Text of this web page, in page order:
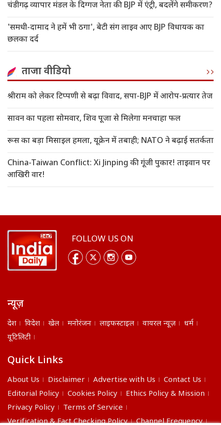
चंडीगढ़ व्यापार मंडल के दिग्गज नेता की BJP में एंट्री, बदलेंगे समीकरण?
'समधी-दामाद ने हमें भी ठगा', बेटी संग लाइव आए BJP विधायक का
छलका दर्द
ताजा वीडियो
श्रीराम को लेकर टिप्पणी से बढ़ा विवाद, सपा-BJP में आरोप-प्रत्यार तेज
सावन का पहला सोमवार, शिव पूजा से मिलेगा मनचाहा फल
रूस का बड़ा मिसाइल हमला, यूक्रेन में तबाही; NATO ने बढ़ाई सतर्कता
China-Taiwan Conflict: Xi Jinping की गूंजी पुकार! ताइवान पर
आखिरी वार!
FOLLOW US ON
न्यूज़
देश विदेश खेल मनोरंजन लाइफस्टाइल वायरल न्यूज़
धर्म
यूटिलिटी
Quick Links
About Us Disclaimer Advertise with Us
Contact Us
Editorial Policy
Cookies Policy
Ethics Policy & Mission
Privacy Policy
Terms of Service
Verification & Fact Checking Policy
Channel Frequency